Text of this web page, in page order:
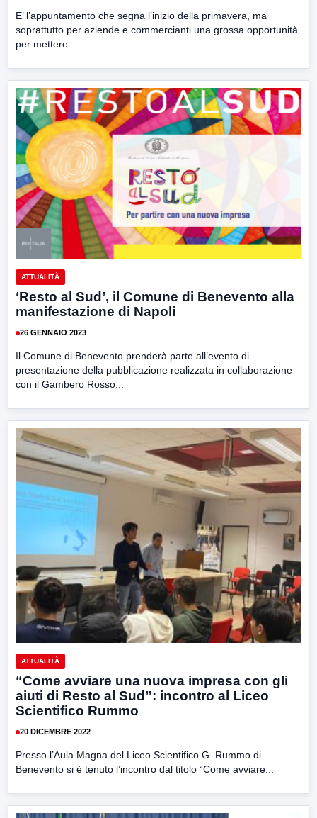
E’ l’appuntamento che segna l’inizio della primavera, ma
soprattutto per aziende e commercianti una grossa opportunità
per mettere...
ATTUALITÀ
‘Resto al Sud’, il Comune di Benevento alla
manifestazione di Napoli
26 GENNAIO 2023
Il Comune di Benevento prenderà parte all’evento di
presentazione della pubblicazione realizzata in collaborazione
con il Gambero Rosso...
ATTUALITÀ
“Come avviare una nuova impresa con gli
aiuti di Resto al Sud”: incontro al Liceo
Scientifico Rummo
20 DICEMBRE 2022
Presso l’Aula Magna del Liceo Scientifico G. Rummo di
Benevento si è tenuto l’incontro dal titolo “Come avviare...